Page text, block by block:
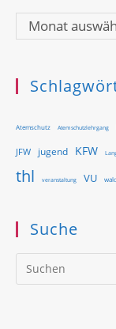
Archiv
Monat
Atemschutz Atemschutzlehrgang
JFW jugend KFW
thl veranstaltung VU
Suche